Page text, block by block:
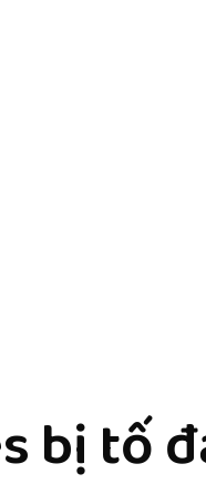
bị tố